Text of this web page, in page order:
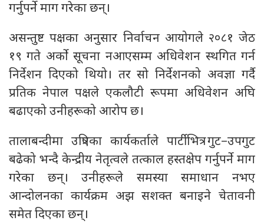
गर्नुपर्ने माग गरेका छन्।
असन्तुष्ट पक्षका अनुसार निर्वाचन आयोगले २०८१ जेठ
१९ गते अर्को सूचना नआएसम्म अधिवेशन स्थगित गर्न
निर्देशन दिएको थियो। तर सो निर्देशनको अवज्ञा गर्दै
प्रतिक नेपाल पक्षले एकलौटी रूपमा अधिवेशन अघि
बढाएको उनीहरूको आरोप छ।
तालाबन्दीमा उत्रिएका कार्यकर्ताले पार्टीभित्र गुट–उपगुट
बढेको भन्दै केन्द्रीय नेतृत्वले तत्काल हस्तक्षेप गर्नुपर्ने माग
गरेका छन्। उनीहरूले समस्या समाधान नभए
आन्दोलनका कार्यक्रम अझ सशक्त बनाइने चेतावनी
समेत दिएका छन्।